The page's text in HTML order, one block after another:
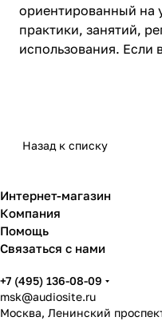
ориентированный на
практики, занятий,
использования. Если
ценит практичные
работе и понятные
музыкантов.
Что
Назад к списку
Интернет-магазин
Компания
Помощь
Связаться с нами
+7 (495) 136-08-09
msk@audiosite.ru
Москва, Ленинский